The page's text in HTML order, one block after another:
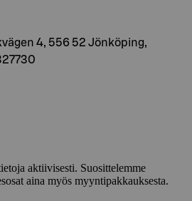
4, 556 52 Jönköping,
aktiivisesti. Suosittelemme
aina myös myyntipakkauksesta.